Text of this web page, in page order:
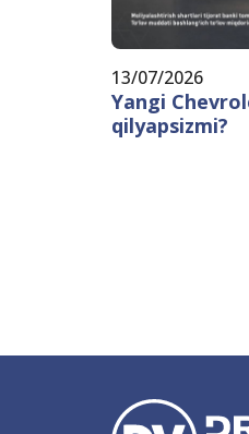
13/07/2026
Yangi
qilyapsizmi?